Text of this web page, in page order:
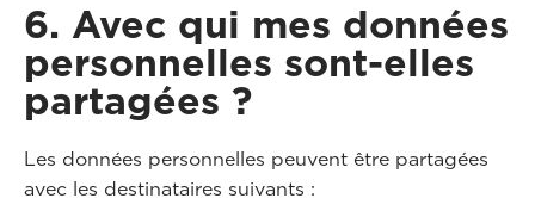
6. Avec qui mes données
personnelles sont-elles
partagées ?
Les données personnelles peuvent être partagées
avec les destinataires suivants :